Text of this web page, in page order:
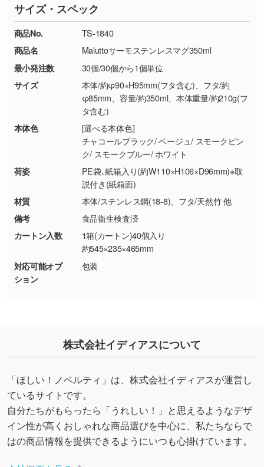
す。→詳しく見る
・コーポレートカラーを使って印刷したい／印
刷色にこだわりがある
DIC・PANTONEなどのカラーチップの指定や、
現物支給による色指定も承っております。→詳
・背景がある画像からキャラクター部分だけを
使いたいです
シンプルな背景のデータや、使いたいキャラク
ター部分の輪郭がはっきりしているデータは切
り抜き処理が可能です。→
・持っているデータの背景が足りない／塗り足
しの作り方が分からない
印刷したいデータが印刷範囲よりも小さい場
合、シンプルな色・柄の背景であれば拡張が可
能です。→
詳しく見る
いたします。配置のご相談にも応じています。
※詳しくは「商品の良品基準について
ください。
【返品・交換ができない場合】
・お客様の元で商品を加工された場合、または
商品が破損した場合
・商品到着後7日以上経過している場合
・お客様のご都合による返品・交換依頼(商
品・色・数量などの注文間違い等)
TEL：0422-29-9911 営業時間10:00～
18:00(土日祝日除く)
お問い合わせフォームはこちら
サイズ・スペック
商品No.
TS-1840
商品名
Maluttoサーモステンレスマグ350ml
最小発注数
30個/30個から1個単位
サイズ
本体/約φ90×H95mm(フタ含む)、フタ/約
φ85mm、容量/約350ml、本体重量/約210g(フ
タ含む)
本体色
[選べる本体色]
チャコールブラック/ ベージュ/ スモークピン
ク/ スモークブルー/ ホワイト
荷姿
PE袋､紙箱入り(約W110×H106×D96mm)※取
説付き(紙箱面)
材質
本体/ステンレス鋼(18-8)、フタ/天然竹 他
備考
食品衛生検査済
カートン入数
1箱(カートン)40個入り
約545×235×465mm
対応可能オプ
ション
包装
株式会社イディアスについて
「ほしい！ノベルティ」は、株式会社イディアスが運営し
ているサイトです。
自分たちがもらったら「うれしい！」と思えるようなデザ
イン性が高くおしゃれな商品選びを中心に、私たちならで
はの商品情報を提供できるようにいつも心掛けています。